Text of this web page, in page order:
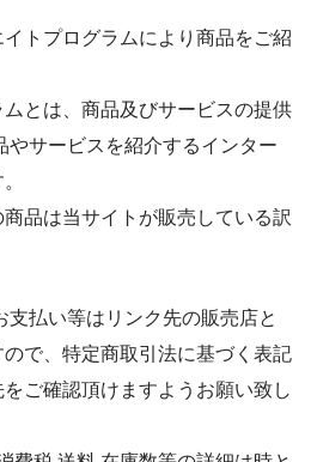
トプログラムにより商品をご紹
とは、商品及びサービスの提供
やサービスを紹介するインター
品は当サイトが販売している訳
支払い等はリンク先の販売店と
で、特定商取引法に基づく表記
ご確認頂けますようお願い致し